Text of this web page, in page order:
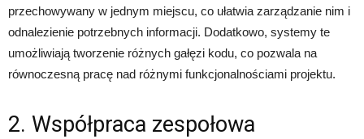
przechowywany w jednym miejscu, co ułatwia zarządzanie nim i
odnalezienie potrzebnych informacji. Dodatkowo, systemy te
umożliwiają tworzenie różnych gałęzi kodu, co pozwala na
równoczesną pracę nad różnymi funkcjonalnościami projektu.
2. Współpraca zespołowa